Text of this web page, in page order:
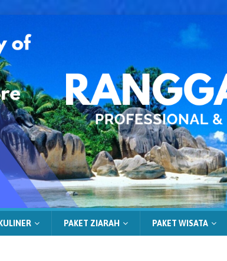
PAKET ZIARAH PAKET WISATA